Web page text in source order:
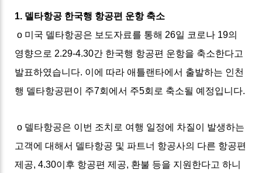
1. 델타항공 한국행 항공편 운항 축소
o 미국 델타항공은 보도자료를 통해 26일 코로나 19의
영향으로 2.29-4.30간 한국행 항공편 운항을 축소한다고
발표하였습니다. 이에 따라 애틀랜타에서 출발하는 인천
행 델타항공편이 주7회에서 주5회로 축소될 예정입니다.
o 델타항공은 이번 조치로 여행 일정에 차질이 발생하는
고객에 대해서 델타항공 및 파트너 항공사의 다른 항공편
제공, 4.30이후 항공편 제공, 환불 등을 지원한다고 하니
Sketchbook5, 스케치북5